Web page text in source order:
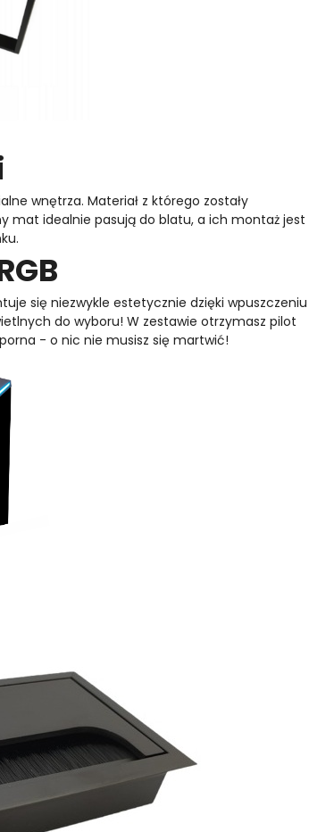
wnętrza. Materiał z którego zostały
mat idealnie pasują do blatu, a ich montaż jest
się niezwykle estetycznie dzięki wpuszczeniu
do wyboru! W zestawie otrzymasz pilot
- o nic nie musisz się martwić!